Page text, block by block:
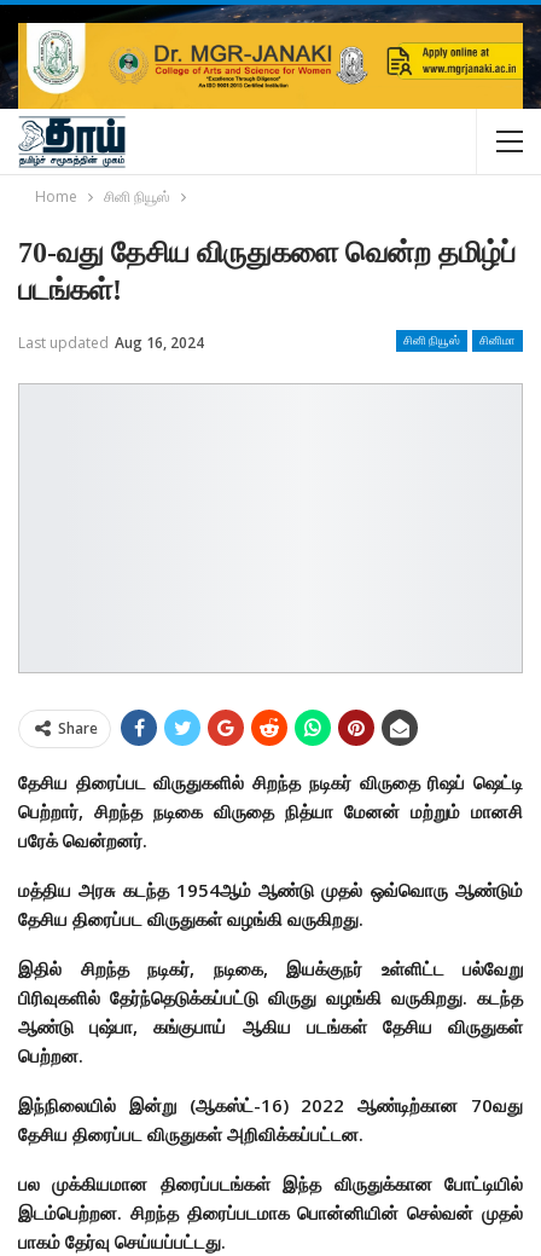
Home சினி நியூஸ்
70-வது தேசிய விருதுகளை வென்ற தமிழ்ப்
படங்கள்!
சினி நியூஸ் சினிமா
Last updated Aug 16, 2024
Share
தேசிய திரைப்பட விருதுகளில் சிறந்த நடிகர் விருதை ரிஷப் ஷெட்டி
பெற்றார், சிறந்த நடிகை விருதை நித்யா மேனன் மற்றும் மானசி
பரேக் வென்றனர்.
மத்திய‌ அரசு கடந்த 1954ஆம் ஆண்டு முதல் ஒவ்வொரு ஆண்டும்
தேசிய திரைப்பட விருதுகள் வழங்கி வருகிறது.
இதில் சிறந்த நடிகர், நடிகை, இயக்குநர் உள்ளிட்ட பல்வேறு
பிரிவுகளில் தேர்ந்தெடுக்கப்பட்டு விருது வழங்கி வருகிறது. கடந்த
ஆண்டு புஷ்பா, கங்குபாய் ஆகிய படங்கள் தேசிய விருதுகள்
பெற்றன.
இந்நிலையில் இன்று (ஆகஸ்ட்-16) 2022 ஆண்டிற்கான 70வது
தேசிய திரைப்பட விருதுகள் அறிவிக்கப்பட்டன.
பல முக்கியமான திரைப்படங்கள் இந்த விருதுக்கான போட்டியில்
இடம்பெற்றன. சிறந்த திரைப்படமாக பொன்னியின் செல்வன் முதல்
பாகம் தேர்வு செய்யப்பட்டது.